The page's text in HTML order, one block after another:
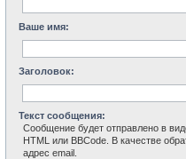
Ваше имя:
Заголовок:
Текст сообщения:
Сообщение будет отправлено в
HTML или BBCode. В качестве
адрес email.